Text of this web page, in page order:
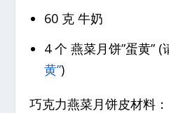
60 克 牛奶
4 个 燕菜月饼”蛋黄” (
黄”)
巧克力燕菜月饼皮材料：